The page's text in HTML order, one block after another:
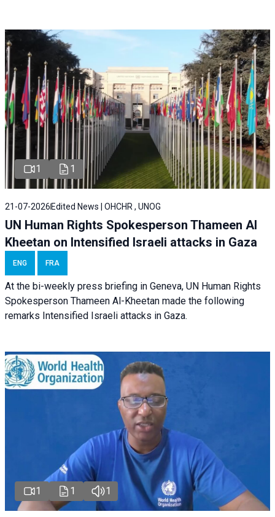
1 1
21-07-2026 Edited News | OHCHR , UNOG
UN Human Rights Spokesperson Thameen Al
Kheetan on Intensified Israeli attacks in Gaza
ENG FRA
At the bi-weekly press briefing in Geneva, UN Human Rights
Spokesperson Thameen Al-Kheetan made the following
remarks Intensified Israeli attacks in Gaza.
1 1 1